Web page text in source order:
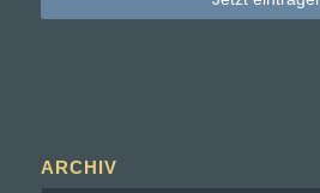
ARCHIV